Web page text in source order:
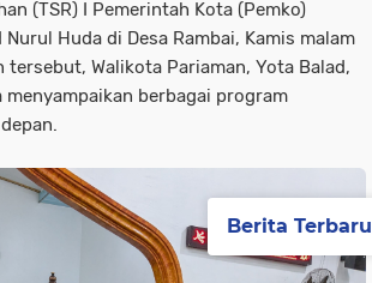
(TSR) I Pemerintah Kota (Pemko)
Huda di Desa Rambai, Kamis malam
Walikota Pariaman, Yota Balad,
berbagai program
Berita Terbaru